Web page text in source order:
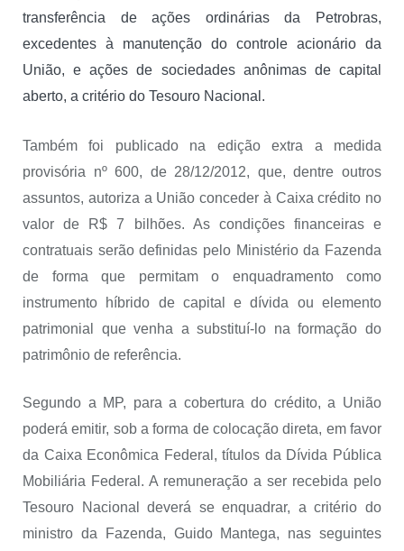
transferência de ações ordinárias da Petrobras,
excedentes à manutenção do controle acionário da
União, e ações de sociedades anônimas de capital
aberto, a critério do Tesouro Nacional.
Também foi publicado na edição extra a medida
provisória nº 600, de 28/12/2012, que, dentre outros
assuntos, autoriza a União conceder à Caixa crédito no
valor de R$ 7 bilhões. As condições financeiras e
contratuais serão definidas pelo Ministério da Fazenda
de forma que permitam o enquadramento como
instrumento híbrido de capital e dívida ou elemento
patrimonial que venha a substituí-lo na formação do
patrimônio de referência.
Segundo a MP, para a cobertura do crédito, a União
poderá emitir, sob a forma de colocação direta, em favor
da Caixa Econômica Federal, títulos da Dívida Pública
Mobiliária Federal. A remuneração a ser recebida pelo
Tesouro Nacional deverá se enquadrar, a critério do
ministro da Fazenda, Guido Mantega, nas seguintes